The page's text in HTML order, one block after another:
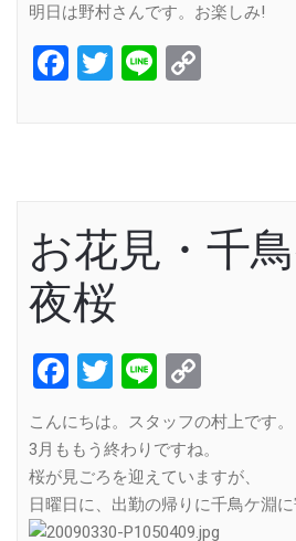
明日は野村さんです。お楽しみ!
Facebook
Twitter
Line
お花見・千
夜桜
Facebook
Twitter
Line
Link
こんにちは。スタッフの村上です。
3月ももう終わりですね。
桜が見ごろを迎えていますが、
日曜日に、出勤の帰りに千鳥ケ淵に